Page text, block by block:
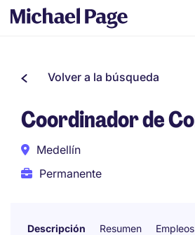
Volver a la búsqueda
Coordinador de
Medellín
Permanente
Descripción Resumen